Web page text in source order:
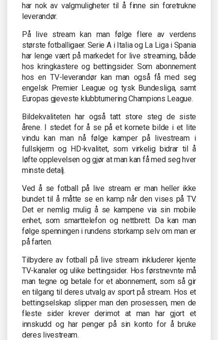
har nok av valgmuligheter til å finne sin foretrukne
leverandør.
På live stream kan man følge flere av verdens
største fotballigaer. Serie A i Italia og La Liga i Spania
har lenge vært på markedet for live streaming, både
hos kringkastere og bettingsider. Som abonnement
hos en TV-leverandør kan man også få med seg
engelsk Premier League og tysk Bundesliga, samt
Europas gjeveste klubbturnering Champions League.
Bildekvaliteten har også tatt store steg de siste
årene. I stedet for å se på et kornete bilde i et lite
vindu kan man nå følge kamper på livestream i
fullskjerm og HD-kvalitet, som virkelig bidrar til å
løfte opplevelsen og gjør at man kan få med seg hver
minste detalj.
Ved å se fotball på live stream er man heller ikke
bundet til å måtte se en kamp når den vises på TV.
Det er nemlig mulig å se kampene via sin mobile
enhet, som smarttelefon og nettbrett. Da kan man
følge spenningen i rundens storkamp selv om man er
på farten.
Tilbydere av fotball på live stream inkluderer kjente
TV-kanaler og ulike bettingsider. Hos førstnevnte må
man tegne og betale for et abonnement, som så gir
en tilgang til deres utvalg av sport på stream. Hos et
bettingselskap slipper man den prosessen, men de
fleste sider krever derimot at man har gjort et
innskudd og har penger på sin konto for å bruke
deres livestream.